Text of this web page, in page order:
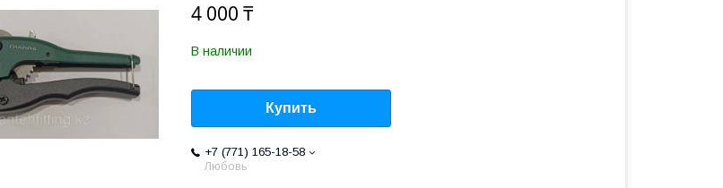
4 000 ₸
В наличии
Купить
+7 (771) 165-18-58
Любовь